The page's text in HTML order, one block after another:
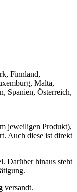
Finnland,
Malta,
Spanien, Österreich,
jeweiligen Produkt),
Auch diese ist direkt
Darüber hinaus steht
versandt.